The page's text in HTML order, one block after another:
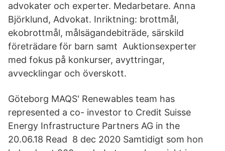
advokater och experter. Medarbetare. Anna
Björklund, Advokat. Inriktning: brottmål,
ekobrottmål, målsägandebiträde, särskild
företrädare för barn samt Auktionsexperter
med fokus på konkurser, avyttringar,
avvecklingar och överskott.
Göteborg MAQS' Renewables team has
represented a co- investor to Credit Suisse
Energy Infrastructure Partners AG in the
20.06.18 Read 8 dec 2020 Samtidigt som hon